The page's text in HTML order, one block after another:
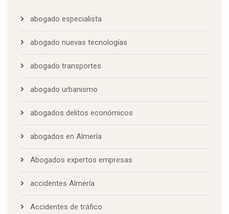
abogado especialista
abogado nuevas tecnologías
abogado transportes
abogado urbanismo
abogados delitos económicos
abogados en Almería
Abogados expertos empresas
accidentes Almería
Accidentes de tráfico